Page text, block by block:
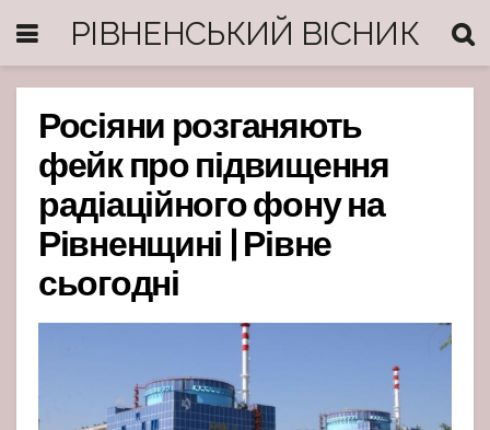
РІВНЕНСЬКИЙ ВІСНИК
Росіяни розганяють
фейк про підвищення
радіаційного фону на
Рівненщині | Рівне
сьогодні